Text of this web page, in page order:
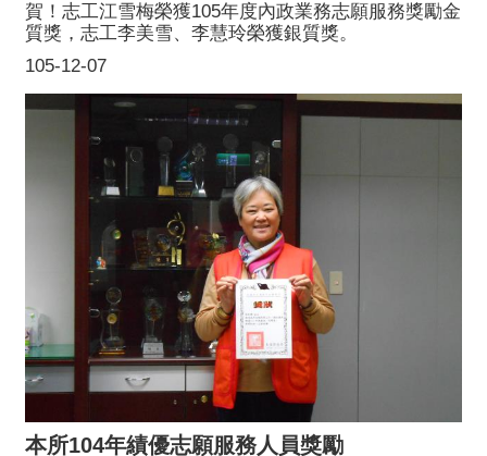
105-12-07
賀！志工江雪梅榮獲105年度內政業務志願服務獎勵金
質獎，志工李美雪、李慧玲榮獲銀質獎。
本所104年績優志願服務人員獎勵